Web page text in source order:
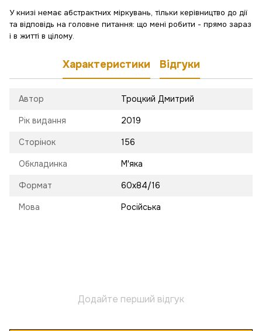
У книзі немає абстрактних міркувань, тільки керівництво до дії
та відповідь на головне питання: що мені робити - прямо зараз
і в житті в цілому.
Характеристики Відгуки
Автор Троцкий Дмитрий
Рік видання 2019
Сторінок 156
Обкладинка М'яка
Формат 60х84/16
Мова Російська
Додайте перший відгук